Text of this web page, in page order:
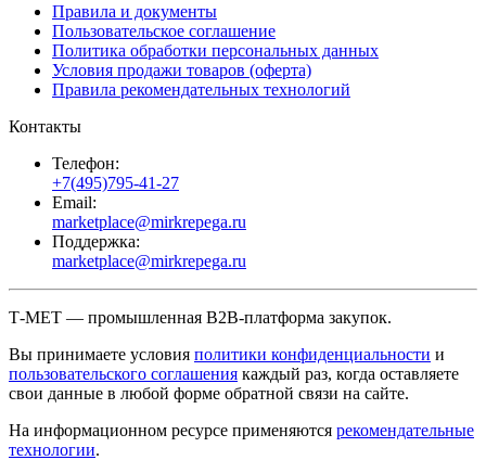
Правила и документы
Пользовательское соглашение
Политика обработки персональных данных
Условия продажи товаров (оферта)
Правила рекомендательных технологий
Контакты
Телефон:
+7(495)795-41-27
Email:
marketplace@mirkrepega.ru
Поддержка:
marketplace@mirkrepega.ru
Т-МЕТ — промышленная B2B-платформа закупок.
Вы принимаете условия политики конфиденциальности и
пользовательского соглашения каждый раз, когда оставляете
свои данные в любой форме обратной связи на сайте.
На информационном ресурсе применяются рекомендательные
технологии.